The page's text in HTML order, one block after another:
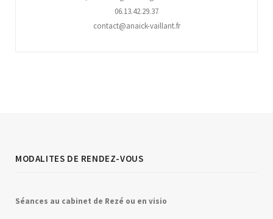
06.13.42.29.37
contact@anaick-vaillant.fr
MODALITES DE RENDEZ-VOUS
Séances au cabinet de Rezé ou en visio